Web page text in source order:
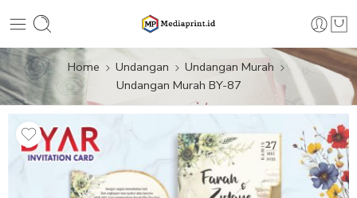
Home Undangan
Undangan Murah
Undangan Murah BY-87